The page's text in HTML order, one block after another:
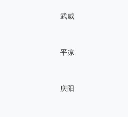
武威
平凉
庆阳